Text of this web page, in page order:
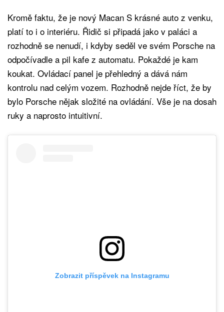
Kromě faktu, že je nový Macan S krásné auto z venku,
platí to i o interiéru. Řidič si připadá jako v paláci a
rozhodně se nenudí, i kdyby seděl ve svém Porsche na
odpočívadle a pil kafe z automatu. Pokaždé je kam
koukat. Ovládací panel je přehledný a dává nám
kontrolu nad celým vozem. Rozhodně nejde říct, že by
bylo Porsche nějak složité na ovládání. Vše je na dosah
ruky a naprosto intuitivní.
Zobrazit příspěvek na Instagramu